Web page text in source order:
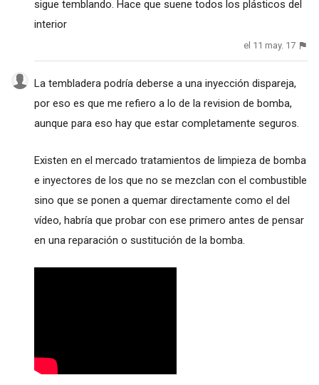
sigue temblando. Hace que suene todos los plásticos del
interior
el 11 may. 17
La tembladera podría deberse a una inyección dispareja,
por eso es que me refiero a lo de la revision de bomba,
aunque para eso hay que estar completamente seguros.
Existen en el mercado tratamientos de limpieza de bomba
e inyectores de los que no se mezclan con el combustible
sino que se ponen a quemar directamente como el del
vídeo, habría que probar con ese primero antes de pensar
en una reparación o sustitución de la bomba.